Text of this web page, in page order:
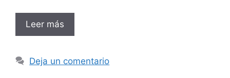
Leer más
Deja un comentario